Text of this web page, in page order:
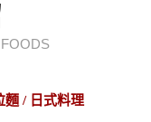
麵 / 日式料理